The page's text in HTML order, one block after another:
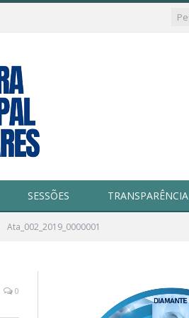
SESSÕES TRANSPARÊNCIA
Ata_002_2019_0000001
0